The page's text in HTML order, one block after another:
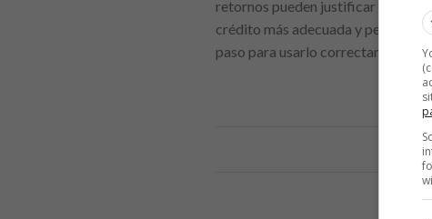
retornos pueden justificar el
crédito más adecuada y permite
paso para usarlo correctamente.